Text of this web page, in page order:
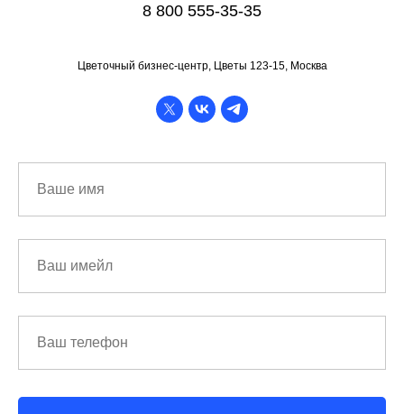
8 800 555-35-35
Цветочный бизнес-центр, Цветы 123-15, Москва